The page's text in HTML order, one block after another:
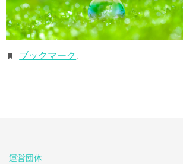
ブックマーク .
運営団体